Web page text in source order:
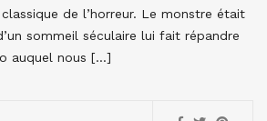
classique de l’horreur. Le monstre était
sommeil séculaire lui fait répandre
auquel nous […]